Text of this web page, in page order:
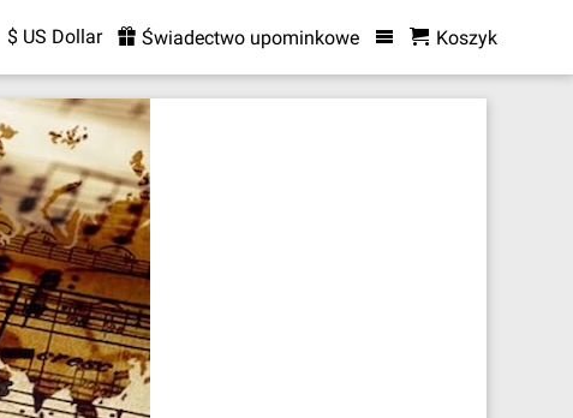
$ US Dollar Świadectwo upominkowe Koszyk